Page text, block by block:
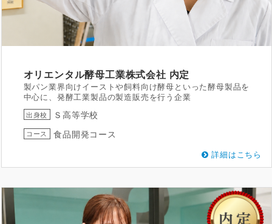
オリエンタル酵母工業株式会社 内定
製パン業界向けイーストや飼料向け酵母といった酵母製品を
中心に、発酵工業製品の製造販売を行う企業
出身校 Ｓ高等学校
コース 食品開発コース
詳細はこちら